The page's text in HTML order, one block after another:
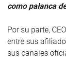
como palanca
Por su parte,
entre sus
sus canales